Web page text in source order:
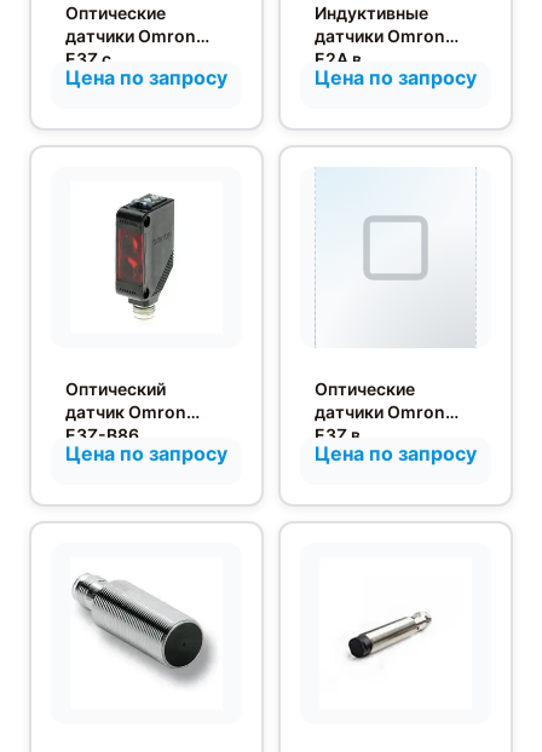
Оптические
датчики Omron
E3Z с
рефлектором в
корпусах
Цена по запросу
Индуктивные
датчики Omron
E2A в
цилиндрическом
Цена по запросу
Оптический
датчик Omron
E3Z-B86
Цена по запросу
Оптические
датчики Omron
E3Z в
прямоугольных
диффузионным
отражением от
Цена по запросу